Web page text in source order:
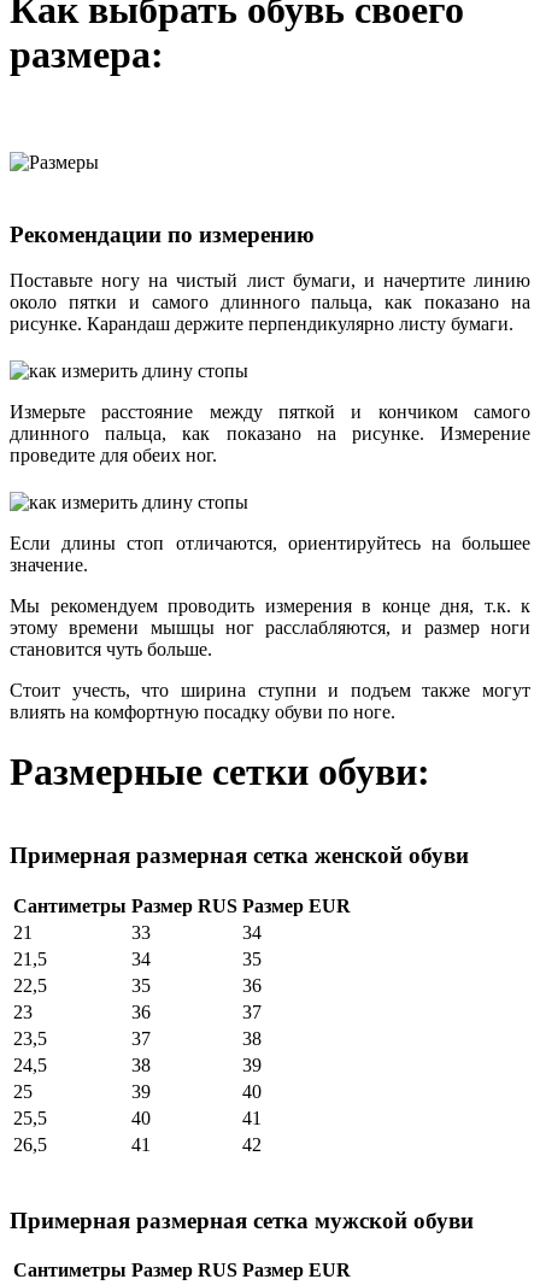
Как выбрать обувь своего
размера:
Рекомендации по измерению
Поставьте ногу на чистый лист бумаги, и начертите линию
около пятки и самого длинного пальца, как показано на
рисунке. Карандаш держите перпендикулярно листу бумаги.
Измерьте расстояние между пяткой и кончиком самого
длинного пальца, как показано на рисунке. Измерение
проведите для обеих ног.
Если длины стоп отличаются, ориентируйтесь на большее
значение.
Мы рекомендуем проводить измерения в конце дня, т.к. к
этому времени мышцы ног расслабляются, и размер ноги
становится чуть больше.
Стоит учесть, что ширина ступни и подъем также могут
влиять на комфортную посадку обуви по ноге.
Размерные сетки обуви:
Примерная размерная сетка женской обуви
Сантиметры Размер RUS Размер EUR
21
33
34
21,5
34
35
22,5
35
36
23
36
37
23,5
37
38
24,5
38
39
25
39
40
25,5
40
41
26,5
41 42
Примерная размерная сетка мужской обуви
Сантиметры Размер RUS Размер EUR